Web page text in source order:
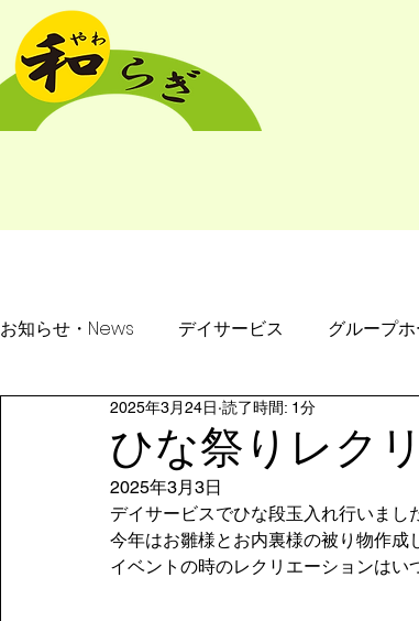
お知らせ・News デイサービス グループ
ひな祭りレク
2025年3月24日 読了時間: 1分
2025年3月3日
デイサービスでひな段玉入れ行いまし
今年はお雛様とお内裏様の被り物作成
イベントの時のレクリエーションはい